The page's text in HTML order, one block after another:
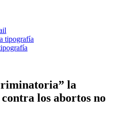
tipografía
la
los abortos no